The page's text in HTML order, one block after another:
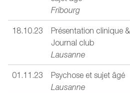
Fribourg
18.10.23
Présentation clinique &
Journal club
Lausanne
01.11.23
Psychose et sujet âgé
Lausanne